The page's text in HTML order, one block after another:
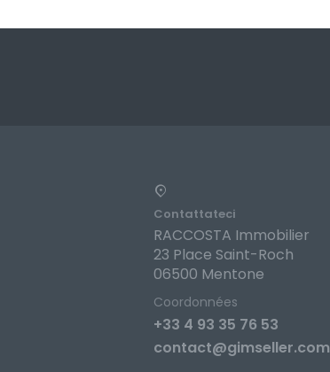
Contattateci
RACCOSTA Immobilier
23 Place Saint-Roch
06500 Mentone
Coordonnées
+33 4 93 35 76 53
contact@gimseller.com